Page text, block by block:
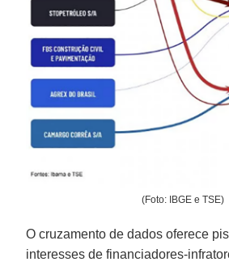
(Foto: IBGE e TSE)
O cruzamento de dados oferece
interesses de financiadores-